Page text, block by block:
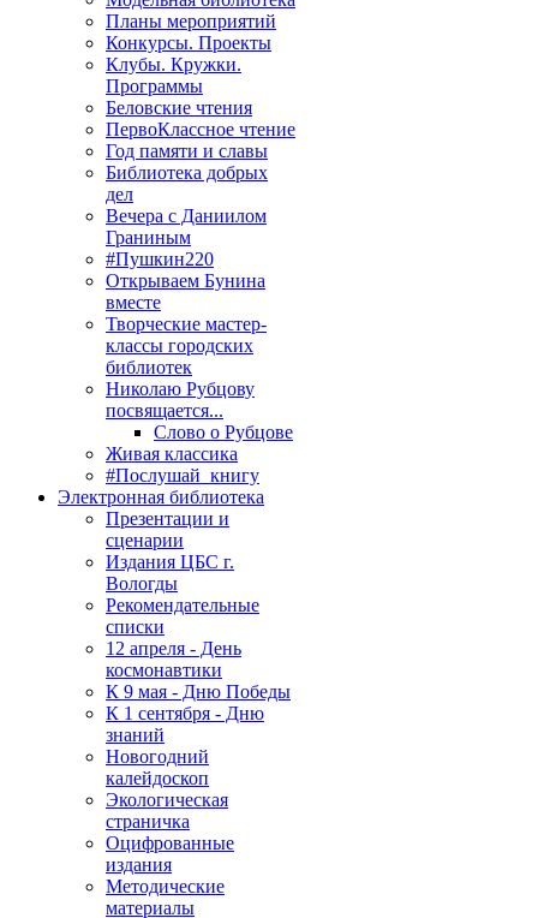
Планы мероприятий
Конкурсы. Проекты
Клубы. Кружки.
Программы
Беловские чтения
ПервоКлассное чтение
Год памяти и славы
Библиотека добрых
дел
Вечера с Даниилом
Граниным
#Пушкин220
Открываем Бунина
вместе
Творческие мастер-
классы городских
библиотек
Николаю Рубцову
посвящается...
Слово о Рубцове
Живая классика
#Послушай_книгу
Электронная библиотека
Презентации и
сценарии
Издания ЦБС г.
Вологды
Рекомендательные
списки
12 апреля - День
космонавтики
К 9 мая - Дню Победы
К 1 сентября - Дню
знаний
Новогодний
калейдоскоп
Экологическая
страничка
Оцифрованные
издания
Методические
материалы